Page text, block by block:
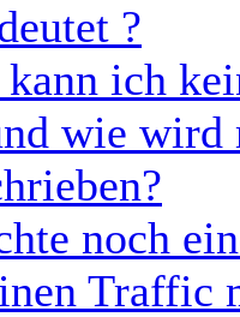
?
ich
wie
noch
Traffic